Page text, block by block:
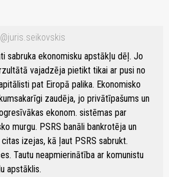
@juris.seikovskis
sabruka ekonomisku apstākļu dēļ. Jo
vajadzēja pietikt tikai ar pusi no
pat Eiropā palika. Ekonomisko
zaudēja, jo privātīpašums un
ekonom. sistēmas par
murgu. PSRS banāli bankrotēja un
izejas, kā ļaut PSRS sabrukt.
Tautu neapmierinātība ar komunistu
apstāklis.